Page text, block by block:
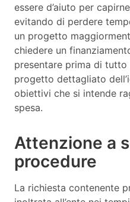
essere d’aiuto per
evitando di perdere
un progetto
chiedere un
presentare prima di tutto
progetto dettagliato
obiettivi che si intende
spesa.
Attenzione a
procedure
La richiesta contenente